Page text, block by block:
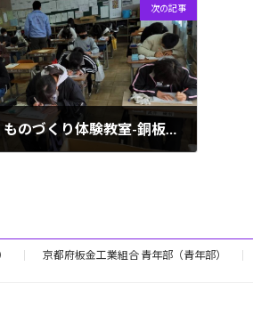
次の記事
▼ 【実施報告】ものづくり体験教室-銅板レリーフ製作（2022.1.17）
京都府板金工業組合 青年部（青年部）